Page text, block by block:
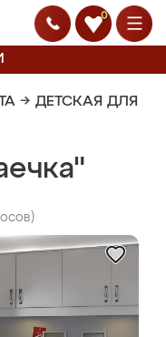
0
→ ДЕТСКАЯ ДЛЯ